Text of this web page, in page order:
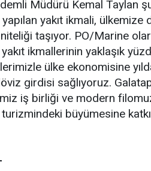
Müdürü Kemal Taylan
yakıt ikmali,
taşıyor. PO/Marine
ikmallerinin yaklaşık
ülke ekonomisine
girdisi sağlıyoruz.
iş birliği ve modern
büyümesine